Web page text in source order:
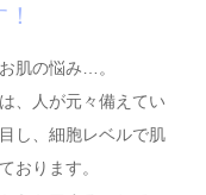
肌の悩み…。
、人が元々備えてい
し、細胞レベルで肌
おります。